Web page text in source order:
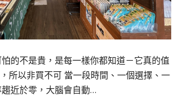
的不是貴，是每一樣你都知道－它真的值
所以非買不可 當一段時間、一個選擇、一
近於零，大腦會自動…